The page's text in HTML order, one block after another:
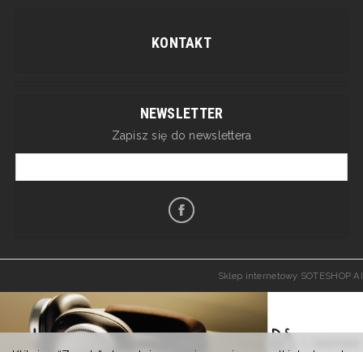
KONTAKT
NEWSLETTER
Zapisz się do newslettera
Sklep internetowy SOTESHOP AI